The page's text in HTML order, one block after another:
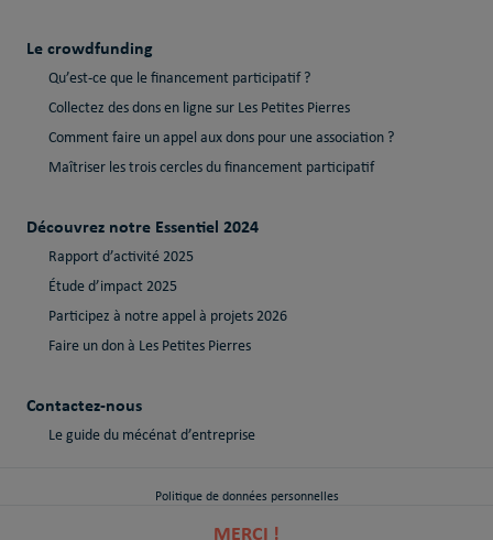
MERCI !
Le crowdfunding
Qu’est-ce que le financement participatif ?
Collectez des dons en ligne sur Les Petites Pierres
Comment faire un appel aux dons pour une association ?
Maîtriser les trois cercles du financement participatif
Découvrez notre Essentiel 2024
Rapport d’activité 2025
Étude d’impact 2025
Participez à notre appel à projets 2026
Faire un don à Les Petites Pierres
Contactez-nous
Le guide du mécénat d’entreprise
Politique de données personnelles
Politique de cookies